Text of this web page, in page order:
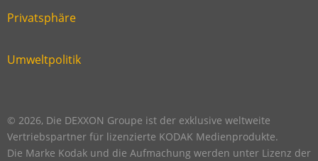
third
Link
fourth
Privatsphäre
Link
footer
Umweltpolitik
© 2026, Die DEXXON Groupe ist der exklusive weltweite
Vertriebspartner für lizenzierte KODAK Medienprodukte.
Die Marke Kodak und die Aufmachung werden unter Lizenz der